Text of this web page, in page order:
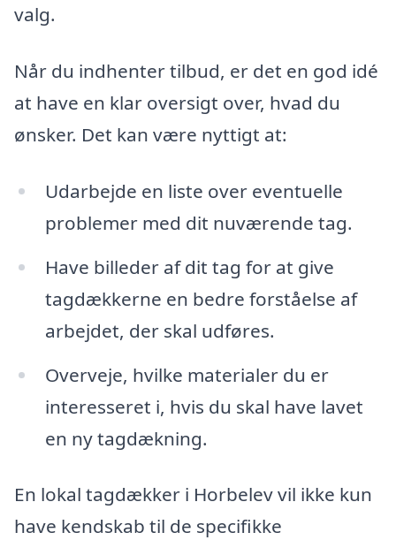
valg.
Når du indhenter tilbud, er det en god idé
at have en klar oversigt over, hvad du
ønsker. Det kan være nyttigt at:
Udarbejde en liste over eventuelle
problemer med dit nuværende tag.
Have billeder af dit tag for at give
tagdækkerne en bedre forståelse af
arbejdet, der skal udføres.
Overveje, hvilke materialer du er
interesseret i, hvis du skal have lavet
en ny tagdækning.
En lokal tagdækker i Horbelev vil ikke kun
have kendskab til de specifikke